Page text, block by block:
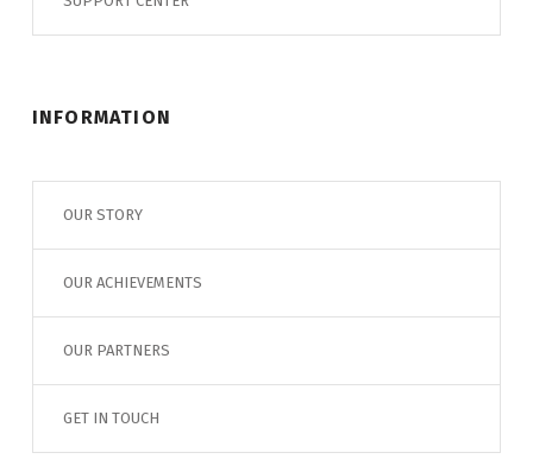
INFORMATION
OUR STORY
OUR ACHIEVEMENTS
OUR PARTNERS
GET IN TOUCH